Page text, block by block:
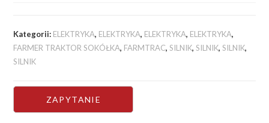
Kategorii: ELEKTRYKA, ELEKTRYKA, ELEKTRYKA, ELEKTRYKA,
FARMER TRAKTOR SOKÓŁKA, FARMTRAC,SILNIK,SILNIK,SILNIK,
SILNIK